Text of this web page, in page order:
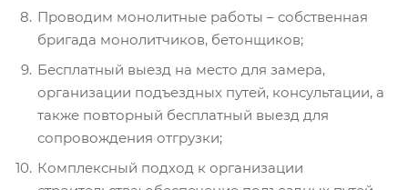
Проводим монолитные работы – собственная
бригада монолитчиков, бетонщиков;
Бесплатный выезд на место для замера,
организации подъездных путей, консультации, а
также повторный бесплатный выезд для
сопровождения отгрузки;
Комплексный подход к организации